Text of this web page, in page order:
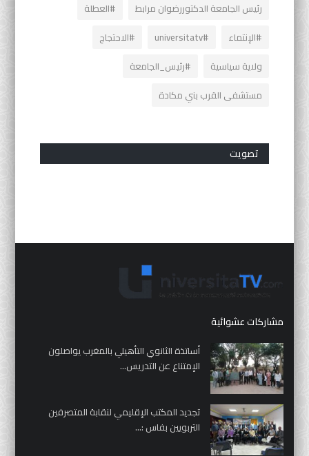
رئيس الجامعة الدكتوررضوان مرابط
#العطلة
#الإنتماء
#universitatv
#الاحتجاج
ولاية سياسية
#رئيس_الجامعة
مستشفى القرب بني مكادة
تصويت
مشاركات عشوائية
أساتذة الثانوي التأهيلي بالمغرب يواصلون
الإمتناع عن التدريس...
تجديد المكتب الإقليمي لنقابة المتصرفين
التربويين بفاس :...